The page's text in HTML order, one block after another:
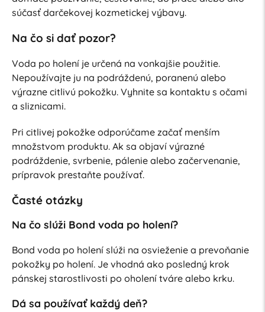
súčasť darčekovej kozmetickej výbavy.
Na čo si dať pozor?
Voda po holení je určená na vonkajšie použitie.
Nepoužívajte ju na podráždenú, poranenú alebo
výrazne citlivú pokožku. Vyhnite sa kontaktu s očami
a sliznicami.
Pri citlivej pokožke odporúčame začať menším
množstvom produktu. Ak sa objaví výrazné
podráždenie, svrbenie, pálenie alebo začervenanie,
prípravok prestaňte používať.
Časté otázky
Na čo slúži Bond voda po holení?
Bond voda po holení slúži na osvieženie a prevoňanie
pokožky po holení. Je vhodná ako posledný krok
pánskej starostlivosti po oholení tváre alebo krku.
Dá sa používať každý deň?